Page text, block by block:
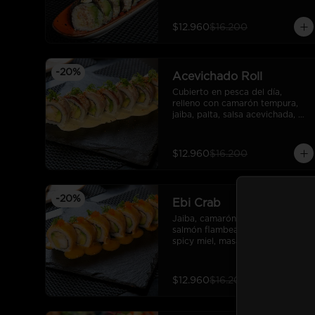
$12.960$16.200
-20% Acevichado Roll
Cubierto en pesca del día,
relleno con camarón tempura,
jaiba, palta, salsa acevichada,
$12.960$16.200
-20% Ebi Crab
Jaiba, camarón tempura, palta,
salmón flambeado con salsa
spicy miel, masago, cebollín y
$12.960$16.200